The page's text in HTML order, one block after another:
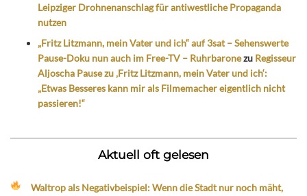
Leipziger Drohnenanschlag für antiwestliche Propaganda
nutzen
„Fritz Litzmann, mein Vater und ich“ auf 3sat – Sehenswerte
Pause-Doku nun auch im Free-TV – Ruhrbaronezu Regisseur
Aljoscha Pause zu ‚Fritz Litzmann, mein Vater und ich‘:
„Etwas Besseres kann mir als Filmemacher eigentlich nicht
passieren!“
Aktuell oft gelesen
Waltrop als Negativbeispiel: Wenn die Stadt nur noch mäht,